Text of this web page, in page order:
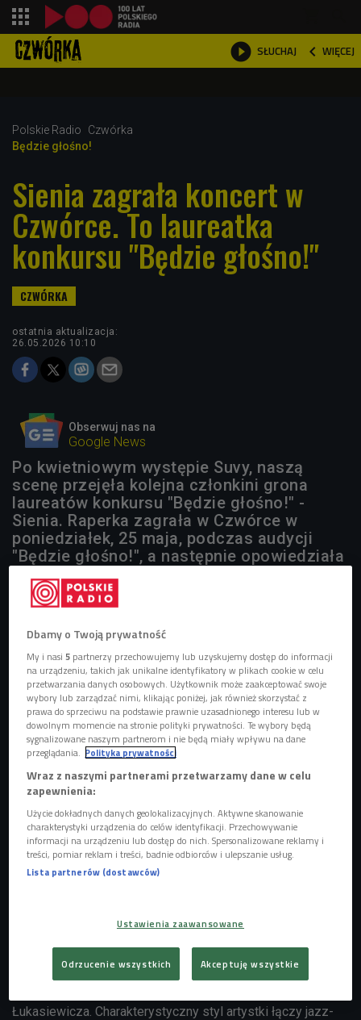
 SŁUCHAJ  WIĘCEJ

Polskie Radio
Czwórka
Będzie głośno!
Sienia zagrała koncert w
Czwórce. To laureatka
konkursu "Będzie głośno!"
ostatnia aktualizacja:
26.05.2026 10:10
Obserwuj nas na
Google News
Po kwietniowym występie Suvy, naszą
scenę przejęła kolejna członkini grona
laureatów konkursu "Będzie głośno!" -
Sienia. Raperka zagrała w Czwórce w
poniedziałek, 25 maja, podczas audycji
"Będzie głośno!", a następnie opowiedziała
o swojej muzycznej drodze i dźwiękowych
inspiracjach.
Sienia podczas koncertu w audycji "Będzie głośno!"
Foto: Krzysztof
Świeżak/Polskie Radio
Sienia to charyzmatyczna artystka z Dolnego Śląska.
piosenek i wersów. Tworzy teksty pełne literackiej
wrażliwości, zgrabnego storytellingu i sympatii do poezji.
Umiejętności tekściarskie szlifowała na warsztatach
Łukasiewicza. Charakterystyczny styl artystki łączy jazz-
Dbamy o Twoją prywatność
My i nasi5 partnerzy przechowujemy lub uzyskujemy dostęp do informacji
na urządzeniu, takich jak unikalne identyfikatory w plikach cookie w celu
przetwarzania danych osobowych. Użytkownik może zaakceptować swoje
wybory lub zarządzać nimi, klikając poniżej, jak również skorzystać z
prawa do sprzeciwu na podstawie prawnie uzasadnionego interesu lub w
dowolnym momencie na stronie polityki prywatności. Te wybory będą
sygnalizowane naszym partnerom i nie będą miały wpływu na dane
przeglądania. Polityka prywatności
Wraz z naszymi partnerami przetwarzamy dane w celu
zapewnienia:
Użycie dokładnych danych geolokalizacyjnych. Aktywne skanowanie
charakterystyki urządzenia do celów identyfikacji. Przechowywanie
informacji na urządzeniu lub dostęp do nich. Spersonalizowane reklamy i
treści, pomiar reklam i treści, badnie odbiorców i ulepszanie usług.
Lista partnerów (dostawców)
Ustawienia zaawansowane
Odrzucenie wszystkich Akceptuję wszystkie